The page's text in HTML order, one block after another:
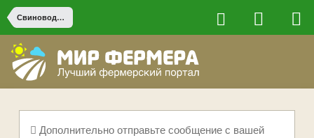
Свиноводство
Дополнительно отправьте сообщение с вашей